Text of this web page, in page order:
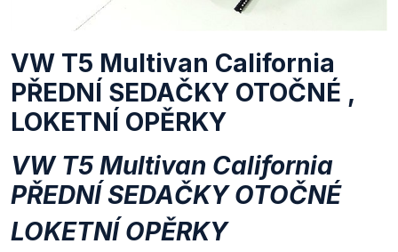
VW T5 Multivan California
PŘEDNÍ SEDAČKY OTOČNÉ ,
LOKETNÍ OPĚRKY
VW T5 Multivan California
PŘEDNÍ SEDAČKY OTOČNÉ
LOKETNÍ OPĚRKY